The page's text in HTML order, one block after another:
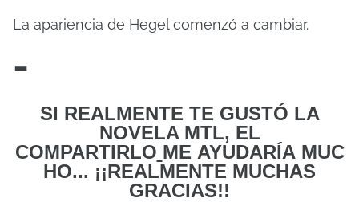
La apariencia de Hegel comenzó a cambiar.
-
SI REALMENTE TE GUSTÓ LA
NOVELA MTL, EL
COMPARTIRLO ME AYUDARÍA MUC
HO... ¡¡REALMENTE MUCHAS
GRACIAS!!